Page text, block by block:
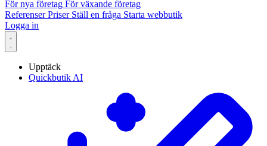
För nya företag För växande företag
ReferenserPriser Ställ en fråga Starta webbutik
Logga in
Upptäck
Quickbutik AI